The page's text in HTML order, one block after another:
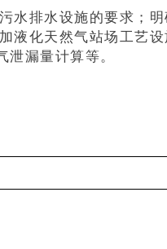
水排水设施的要求；
液化天然气站场工艺
漏量计算等。